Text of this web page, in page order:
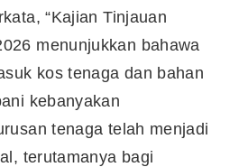
“Kajian Tinjauan
menunjukkan bahawa
kos tenaga dan bahan
kebanyakan
tenaga telah menjadi
terutamanya bagi